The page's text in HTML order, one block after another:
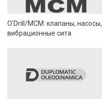
O'Drill/MCM: клапаны, насосы,
вибрационные сита